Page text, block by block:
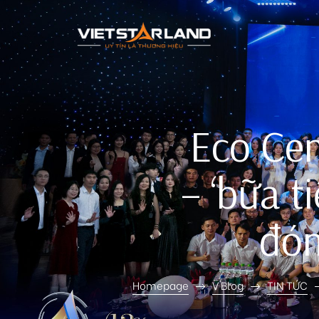
Eco
– ‘bữa
Homepage V Blog TIN TỨC
Vinh